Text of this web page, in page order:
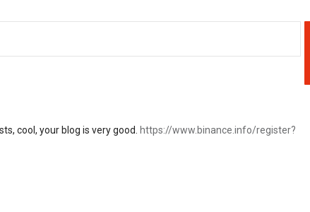
cool, your blog is very good.
https://www.binance.info/register?